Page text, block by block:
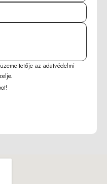
az adatvédelmi